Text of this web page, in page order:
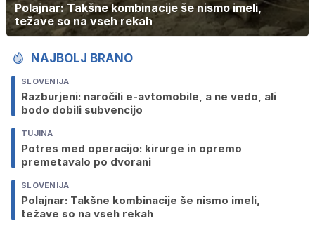
Polajnar: Takšne kombinacije še nismo imeli,
težave so na vseh rekah
NAJBOLJ BRANO
SLOVENIJA
Razburjeni: naročili e-avtomobile, a ne vedo, ali
bodo dobili subvencijo
TUJINA
Potres med operacijo: kirurge in opremo
premetavalo po dvorani
SLOVENIJA
Polajnar: Takšne kombinacije še nismo imeli,
težave so na vseh rekah